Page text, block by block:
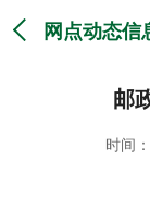
网点动态信
邮
时间：